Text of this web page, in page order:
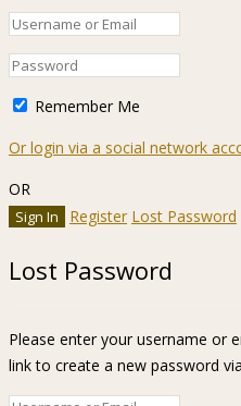
Remember Me
Or login via a social network
OR
Register Lost Password
Lost Password
Please enter your username or
link to create a new password